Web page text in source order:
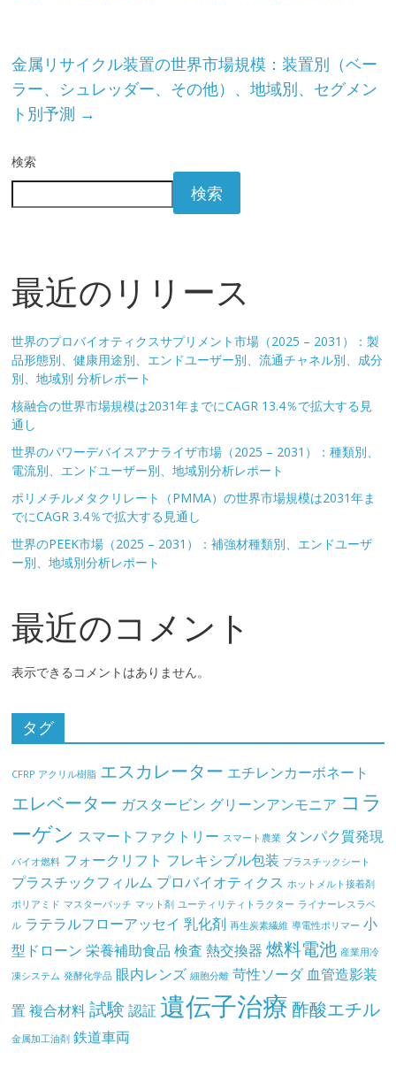
金属リサイクル装置の世界市場規模：装置別（ベー
ラー、シュレッダー、その他）、地域別、セグメン
ト別予測 →
検索
検索
最近のリリース
世界のプロバイオティクスサプリメント市場（2025 – 2031）：製
品形態別、健康用途別、エンドユーザー別、流通チャネル別、成分
別、地域別 分析レポート
核融合の世界市場規模は2031年までにCAGR 13.4％で拡大する見
通し
世界のパワーデバイスアナライザ市場（2025 – 2031）：種類別、
電流別、エンドユーザー別、地域別分析レポート
ポリメチルメタクリレート（PMMA）の世界市場規模は2031年ま
でにCAGR 3.4％で拡大する見通し
世界のPEEK市場（2025 – 2031）：補強材種類別、エンドユーザ
ー別、地域別分析レポート
最近のコメント
表示できるコメントはありません。
タグ
CFRP アクリル樹脂 エスカレーター エチレンカーボネート
エレベーター ガスタービン グリーンアンモニア コラ
ーゲン スマートファクトリー スマート農業 タンパク質発現
バイオ燃料 フォークリフト フレキシブル包装 プラスチックシート
プラスチックフィルム プロバイオティクス ホットメルト接着剤
ポリアミド マスターバッチ マット剤 ユーティリティトラクター ライナーレスラベ
ル ラテラルフローアッセイ 乳化剤 再生炭素繊維 導電性ポリマー 小
型ドローン 栄養補助食品 検査 熱交換器 燃料電池 産業用冷
凍システム 発酵化学品 眼内レンズ 細胞分離 苛性ソーダ 血管造影装
置 複合材料 試験 認証 遺伝子治療 酢酸エチル
金属加工油剤 鉄道車両